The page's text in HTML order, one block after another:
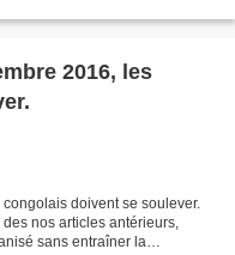
2016, les
doivent se soulever.
nos articles antérieurs,
sans entraîner la